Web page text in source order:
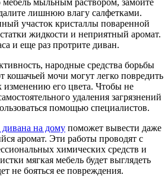
мыльным раствором, замойте
лишнюю влагу салфетками.
участок кристаллы поваренной
жидкости и неприятный аромат.
и еще раз протрите диван.
народные средства борьбы
кошачьей мочи могут легко повредить
изменению его цвета. Чтобы не
удаления загрязнений
помощью специалистов.
на дому поможет вывести даже
аромат. Эти работы проводят с
химических средств и
мягкая мебель будет выглядеть
не бояться ее повреждения.